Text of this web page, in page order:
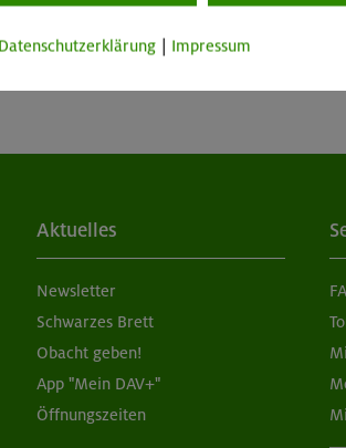
Aktuelles
Newsletter
Schwarzes Brett
Obacht geben!
App "Mein DAV+"
Öffnungszeiten
Datenschutzerklärung | Impressum